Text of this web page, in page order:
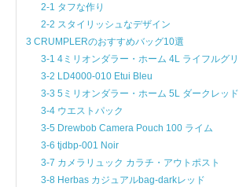
2-1 タフな作り
2-2 スタイリッシュなデザイン
3 CRUMPLERのおすすめバッグ10選
3-1 4ミリオンダラー・ホーム 4L ライフルグ
3-2 LD4000-010 Etui Bleu
3-3 5ミリオンダラー・ホーム 5L ダークレッ
3-4 ウエストパック
3-5 Drewbob Camera Pouch 100 ライム
3-6 tjdbp-001 Noir
3-7 カメラリュック カラチ・アウトポスト
3-8 Herbas カジュアルbag-darkレッド